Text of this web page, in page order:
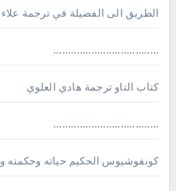
الطريق الى الفضيلة في ترجمة
....................................
كتاب التاو ترجمة هادي العلوي
....................................
كونفوشيوس الحكيم حياته وحكمته